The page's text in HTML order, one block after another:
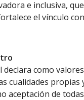
e inclusiva,
el vínculo
declara como
cualidades propias
aceptación de